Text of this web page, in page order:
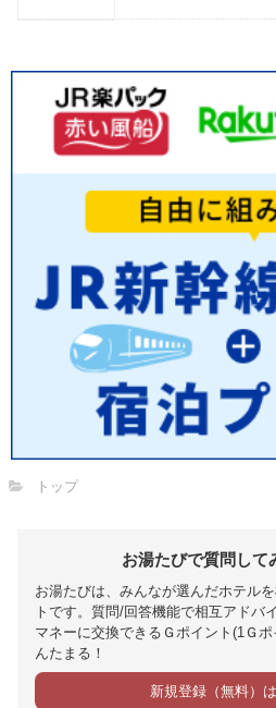
トップ
お湯たびで質問して
お湯たびは、みんなが選んだホテル
トです。質問/回答機能で相互アドバ
マネーに交換できるＧポイント(1Ｇ
んたまる！
新規登録（無料）